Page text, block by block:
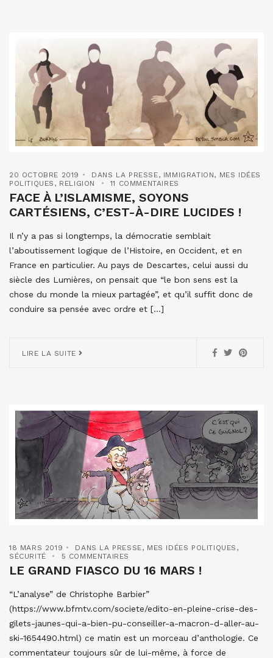
20 OCTOBRE 2019 DANS LA PRESSE, IMMIGRATION, MES IDÉES
POLITIQUES , RELIGION 11 COMMENTAIRES
FACE À L’ISLAMISME, SOYONS
CARTÉSIENS, C’EST-À-DIRE LUCIDES !
Il n’y a pas si longtemps, la démocratie semblait
l’aboutissement logique de l’Histoire, en Occident, et en
France en particulier. Au pays de Descartes, celui aussi du
siècle des Lumières, on pensait que “le bon sens est la
chose du monde la mieux partagée”, et qu’il suffit donc de
conduire sa pensée avec ordre et […]
LIRE LA SUITE
18 MARS 2019 DANS LA PRESSE, MES IDÉES POLITIQUES ,
SÉCURITÉ
5 COMMENTAIRES
LE GRAND FIASCO DU 16 MARS !
“L’analyse” de Christophe Barbier”
(https://www.bfmtv.com/societe/edito-en-pleine-crise-des-
gilets-jaunes-qui-a-bien-pu-conseiller-a-macron-d-aller-au-
ski-1654490.html) ce matin est un morceau d’anthologie. Ce
commentateur toujours sûr de lui-même, à force de